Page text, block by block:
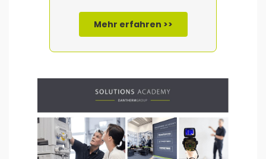
Mehr erfahren >>